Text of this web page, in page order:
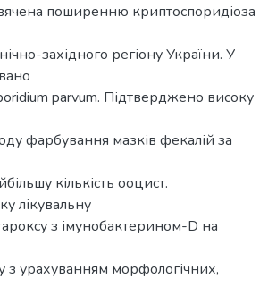
поширенню криптоспоридіоза
західного регіону України. У
parvum. Підтверджено високу
фарбування мазків фекалій за
кількість ооцист.
лікувальну
з імунобактерином-D на
з урахуванням морфологічних,